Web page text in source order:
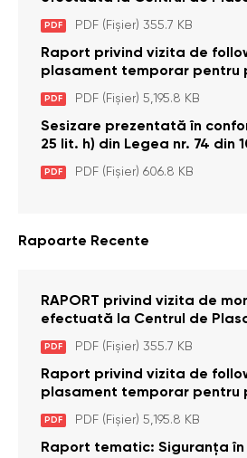
pentru Persoane cu
Brînzeni, r. Edineț, din data
PDF PDF (Fișier) 355.7 KB
Raport privind vizita de
plasament temporar pentru
dizabilități (adulte) Bădiceni,
2026)
PDF PDF (Fișier) 5,195.8 KB
Sesizare prezentată în
25 lit. h) din Legea nr. 74 din
privire la Curtea
Legea cu privire la Avocatul
PDF PDF (Fișier) 606.8 KB
Rapoarte Recente
RAPORT privind vizita de
efectuată la Centrul de
pentru Persoane cu
Brînzeni, r. Edineț, din data
PDF PDF (Fișier) 355.7 KB
Raport privind vizita de
plasament temporar pentru
dizabilități (adulte) Bădiceni,
2026)
PDF PDF (Fișier) 5,195.8 KB
Raport tematic: Siguranța